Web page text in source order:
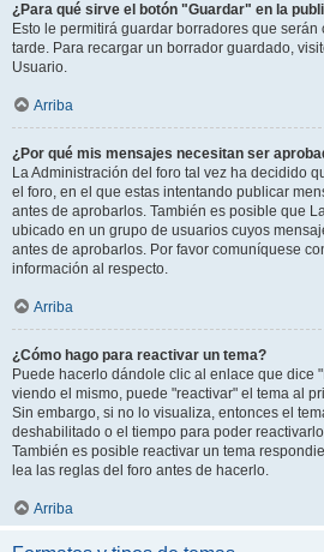
¿Para qué sirve el botón "Guardar" en la
Esto le permitirá guardar borradores que
tarde. Para recargar un borrador guardado,
Usuario.
Arriba
¿Por qué mis mensajes necesitan ser
La Administración del foro tal vez ha decidido
el foro, en el que estas intentando publicar
antes de aprobarlos. También es posible que
ubicado en un grupo de usuarios cuyos
antes de aprobarlos. Por favor comuníquese
información al respecto.
Arriba
¿Cómo hago para reactivar un tema?
Puede hacerlo dándole clic al enlace que dice
viendo el mismo, puede "reactivar" el tema al
Sin embargo, si no lo visualiza, entonces el
deshabilitado o el tiempo para poder
También es posible reactivar un tema
lea las reglas del foro antes de hacerlo.
Arriba